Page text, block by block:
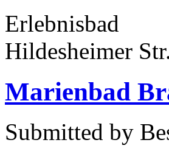
Erlebnisbad
Hildesheimer
Marienbad
Submitted by